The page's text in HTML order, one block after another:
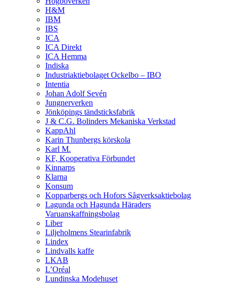
H&M
IBM
IBS
ICA
ICA Direkt
ICA Hemma
Indiska
Industriaktiebolaget Ockelbo – IBO
Intentia
Johan Adolf Sevén
Jungnerverken
Jönköpings tändsticksfabrik
J & C.G. Bolinders Mekaniska Verkstad
KappAhl
Karin Thunbergs körskola
Karl M.
KF, Kooperativa Förbundet
Kinnarps
Klarna
Konsum
Kopparbergs och Hofors Sågverksaktiebolag
Lagunda och Hagunda Häraders
Varuanskaffningsbolag
Liber
Liljeholmens Stearinfabrik
Lindex
Lindvalls kaffe
LKAB
L’Oréal
Lundinska Modehuset